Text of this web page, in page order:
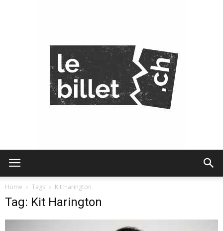
Home Tags Kit Harington
Tag: Kit Harington